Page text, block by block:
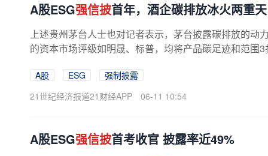
A股ESG强信披首年，酒企碳排放冰火两重天
上述贵州茅台人士也对记者表示，茅台披露碳排放的动
的资本市场评级如明晟、标普，均将产品碳足迹和范围3
A股 ESG
强制披露
21世纪经济报道21财经APP
06-11 10:54
A股ESG强信披首考收官 披露率近49%